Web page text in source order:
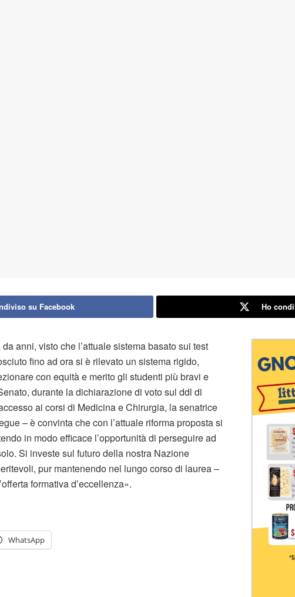
su Facebook Ho
anni, visto che l’attuale sistema basato sui test
fino ad ora si è rilevato un sistema rigido,
con equità e merito gli studenti più bravi e
durante la dichiarazione di voto sul ddl di
ai corsi di Medicina e Chirurgia, la senatrice
– è convinta che con l’attuale riforma proposta si
in modo efficace l’opportunità di perseguire ad
Si investe sul futuro della nostra Nazione
pur mantenendo nel lungo corso di laurea –
formativa d’eccellenza».
WhatsApp